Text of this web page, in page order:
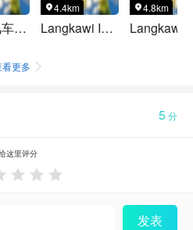
兰卡威风车自拍公园
4.4km
Langkawi Island
4.8km
看更多 
5分
这里评分
  
发表